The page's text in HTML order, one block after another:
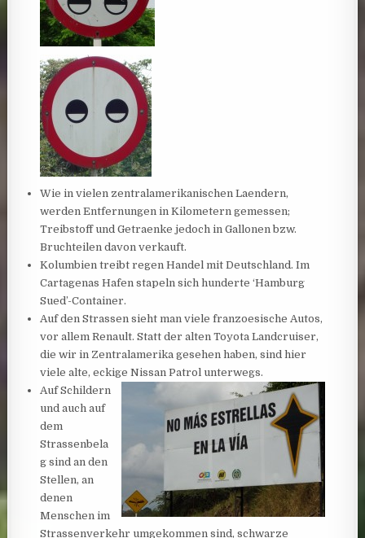
Wie in vielen zentralamerikanischen Laendern,
werden Entfernungen in Kilometern gemessen;
Treibstoff und Getraenke jedoch in Gallonen bzw.
Bruchteilen davon verkauft.
Kolumbien treibt regen Handel mit Deutschland. Im
Cartagenas Hafen stapeln sich hunderte ‘Hamburg
Sued’-Container.
Auf den Strassen sieht man viele franzoesische Autos,
vor allem Renault. Statt der alten Toyota Landcruiser,
die wir in Zentralamerika gesehen haben, sind hier
viele alte, eckige Nissan Patrol unterwegs.
Auf Schildern
und auch auf
dem
Strassenbela
g sind an den
Stellen, an
denen
Menschen im
Strassenverkehr umgekommen sind, schwarze